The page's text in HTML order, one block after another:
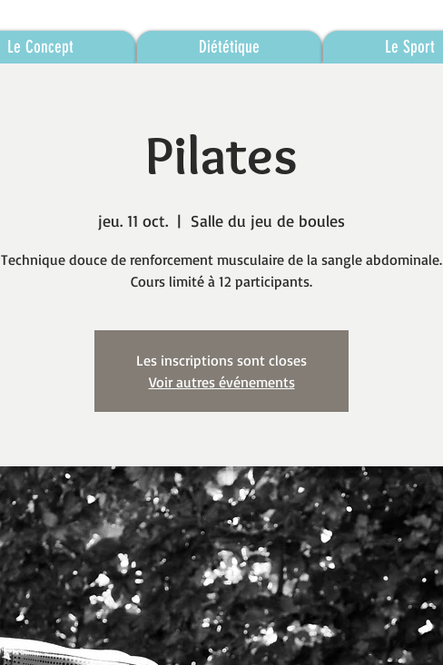
Le Concept Diététique Le Sport
Pilates
jeu. 11 oct.
  |
Salle du jeu de boules
Technique douce de renforcement musculaire de la sangle abdominale.
Cours limité à 12 participants.
Les inscriptions sont closes
Voir autres événements